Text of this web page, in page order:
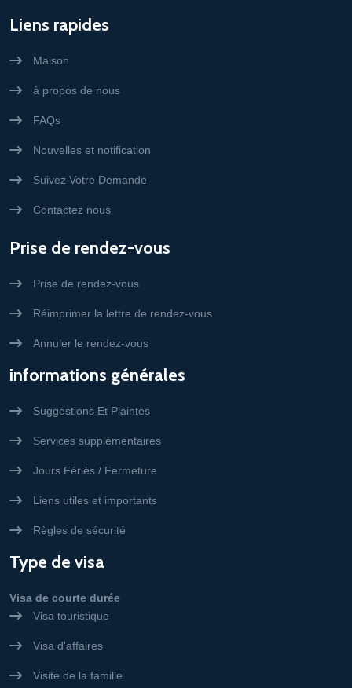
Liens rapides
Maison
à propos de nous
FAQs
Nouvelles et notification
Suivez Votre Demande
Contactez nous
Prise de rendez-vous
Prise de rendez-vous
Réimprimer la lettre de rendez-vous
Annuler le rendez-vous
informations générales
Suggestions Et Plaintes
Services supplémentaires
Jours Fériés / Fermeture
Liens utiles et importants
Règles de sécurité
Type de visa
Visa de courte durée
Visa touristique
Visa d'affaires
Visite de la famille